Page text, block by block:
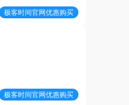
极客时间官网优惠购买
极客时间官网优惠购买